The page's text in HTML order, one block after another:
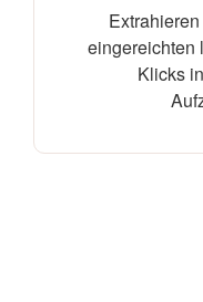
eingereichten
Klicks